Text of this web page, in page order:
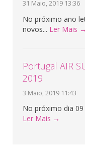
31 Maio, 2019 13:36
No próximo ano
novos... Ler Mais →
Portugal AIR
2019
3 Maio, 2019 11:43
No próximo dia
Ler Mais →